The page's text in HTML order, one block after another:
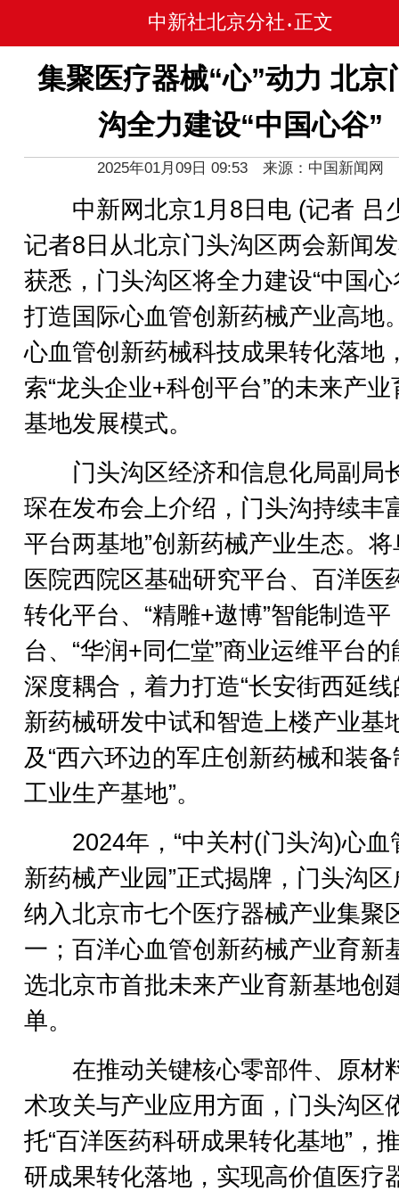
中新社北京分社 • 正文
集聚医疗器械“心”动力 北京
沟全力建设“中国心谷”
2025年01月09日 09:53 来源：中国新闻网
中新网北京1月8日电 (记者 吕
记者8日从北京门头沟区两会新闻
获悉，门头沟区将全力建设“中国心
打造国际心血管创新药械产业高地
心血管创新药械科技成果转化落地
索“龙头企业+科创平台”的未来产业
基地发展模式。
门头沟区经济和信息化局副局
琛在发布会上介绍，门头沟持续丰
平台两基地”创新药械产业生态。
医院西院区基础研究平台、百洋医
转化平台、“精雕+遨博”智能制造平
台、“华润+同仁堂”商业运维平台的
深度耦合，着力打造“长安街西延
新药械研发中试和智造上楼产业基
及“西六环边的军庄创新药械和装
工业生产基地”。
2024年，“中关村(门头沟)心血
新药械产业园”正式揭牌，门头沟
纳入北京市七个医疗器械产业集聚
一；百洋心血管创新药械产业育新
选北京市首批未来产业育新基地创
单。
在推动关键核心零部件、原材
术攻关与产业应用方面，门头沟区
托“百洋医药科研成果转化基地”，
研成果转化落地，实现高价值医疗